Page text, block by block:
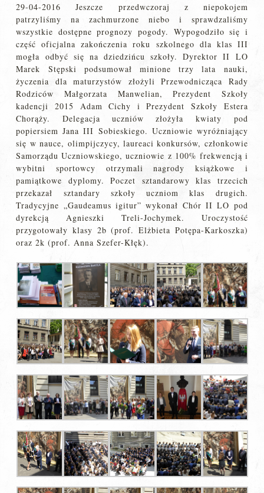
29-04-2016 Jeszcze przedwczoraj z niepokojem
patrzyliśmy na zachmurzone niebo i sprawdzaliśmy
wszystkie dostępne prognozy pogody. Wypogodziło się i
część oficjalna zakończenia roku szkolnego dla klas III
mogła odbyć się na dziedzińcu szkoły. Dyrektor II LO
Marek Stępski podsumował minione trzy lata nauki,
życzenia dla maturzystów złożyli Przewodnicząca Rady
Rodziców Małgorzata Manwelian, Prezydent Szkoły
kadencji 2015 Adam Cichy i Prezydent Szkoły Estera
Chorąży. Delegacja uczniów złożyła kwiaty pod
popiersiem Jana III Sobieskiego. Uczniowie wyróżniający
się w nauce, olimpijczycy, laureaci konkursów, członkowie
Samorządu Uczniowskiego, uczniowie z 100% frekwencją i
wybitni sportowcy otrzymali nagrody książkowe i
pamiątkowe dyplomy. Poczet sztandarowy klas trzecich
przekazał sztandary szkoły uczniom klas drugich.
Tradycyjne „Gaudeamus igitur” wykonał Chór II LO pod
dyrekcją Agnieszki Treli-Jochymek. Uroczystość
przygotowały klasy 2b (prof. Elżbieta Potępa-Karkoszka)
oraz 2k (prof. Anna Szefer-Kłęk).